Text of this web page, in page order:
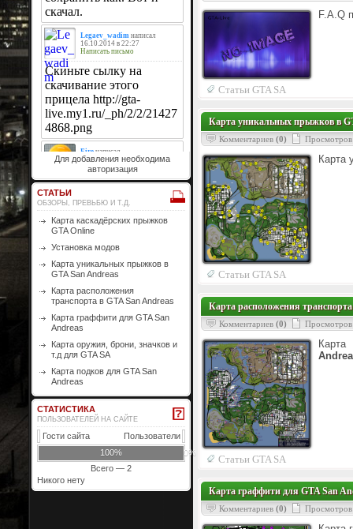
F.A.Q
Статьи GTA SA
Карта уникальных прыжков в
Комментариев (0)
Карта
Статьи GTA SA
Карта расположения
Комментариев (0)
Статьи GTA SA
Карта граффити для GTA San
Комментариев (0)
Для добавления необходима
авторизация
СТАТЬИ
ОБЗОРЫ, ПРЕВЬБЮ И Т.Д.
Карта каскадёрских прыжков
GTA Online
Установка модов
Карта уникальных прыжков в
GTA San Andreas
Карта расположения
транспорта в GTA San Andreas
Карта граффити для GTA San
Andreas
Карта оружия, брони, значков и
т.д для GTA SA
Карта подков для GTA San
Andreas
СТАТИСТИКА
ПОЛЬЗОВАТЕЛЕЙ НА САЙТЕ
Пользователи
Гости сайта
100%
0%
Всего — 2
Никого нету